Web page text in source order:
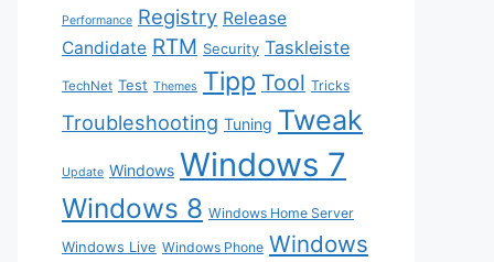
Performance Registry Release
Candidate RTM Security Taskleiste
TechNet Test Themes Tipp Tool Tricks
Troubleshooting Tuning Tweak
Update Windows Windows 7
Windows 8 Windows Home Server
Windows Live Windows Phone Windows